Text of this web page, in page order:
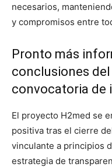
necesarios,
y compromisos entre
Pronto más
conclusiones
convocatoria de
El proyecto H2med se
positiva tras el cierre
vinculante a principios
estrategia de